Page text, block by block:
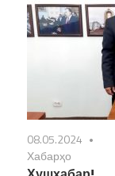
08.05.2024
Хабарҳо